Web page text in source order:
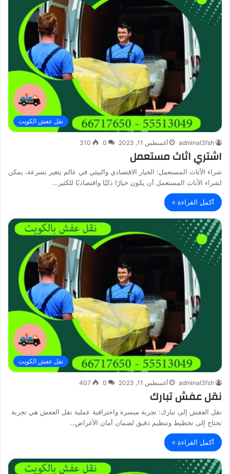
نقل عفش الكويت
adminal3fsh أغسطس 11, 2023 0
310
اشتري اثاث مستعمل
شراء الأثاث المستعمل: الخيار الاقتصادي والبيئي في عالم يتغير بسرعة، يمكن
لشراء الأثاث المستعمل أن يكون خيارًا ذكيًا واقتصاديًا للكثير…
أكمل القراءة »
نقل عفش الكويت
adminal3fsh أغسطس 11, 2023 0
407
نقل عفش تبارك
نقل العفش إلى تبارك: تجربة ميسرة واحترافية عملية نقل العفش هي تجربة
تحتاج إلى تخطيط وتنظيم دقيق لضمان أمان الأغراض…
أكمل القراءة »